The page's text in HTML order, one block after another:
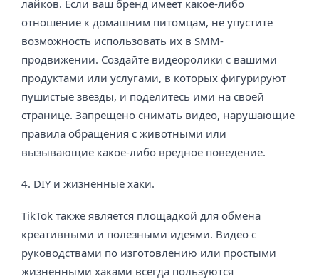
лайков. Если ваш бренд имеет какое-либо
отношение к домашним питомцам, не упустите
возможность использовать их в SMM-
продвижении. Создайте видеоролики с вашими
продуктами или услугами, в которых фигурируют
пушистые звезды, и поделитесь ими на своей
странице. Запрещено снимать видео, нарушающие
правила обращения с животными или
вызывающие какое-либо вредное поведение.
4. DIY и жизненные хаки.
TikTok также является площадкой для обмена
креативными и полезными идеями. Видео с
руководствами по изготовлению или простыми
жизненными хаками всегда пользуются